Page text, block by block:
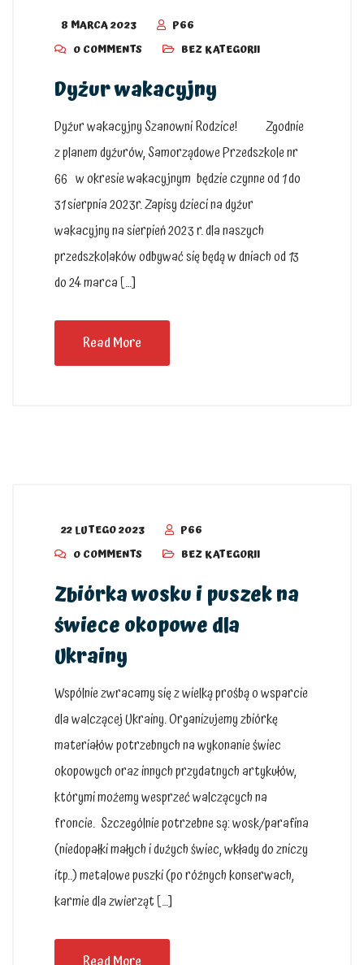
8 MARCA 2023
P66
0 COMMENTS
BEZ KATEGORII
Dyżur wakacyjny
Dyżur wakacyjny Szanowni Rodzice! Zgodnie
z planem dyżurów, Samorządowe Przedszkole nr
66 w okresie wakacyjnym będzie czynne od 1 do
31 sierpnia 2023r. Zapisy dzieci na dyżur
wakacyjny na sierpień 2023 r. dla naszych
przedszkolaków odbywać się będą w dniach od 13
do 24 marca […]
Read More
22 LUTEGO 2023
P66
0 COMMENTS
BEZ KATEGORII
Zbiórka wosku i puszek na
świece okopowe dla
Ukrainy
Wspólnie zwracamy się z wielką prośbą o wsparcie
dla walczącej Ukrainy. Organizujemy zbiórkę
materiałów potrzebnych na wykonanie świec
okopowych oraz innych przydatnych artykułów,
którymi możemy wesprzeć walczących na
froncie. Szczególnie potrzebne są: wosk/parafina
(niedopałki małych i dużych świec, wkłady do zniczy
itp..) metalowe puszki (po różnych konserwach,
karmie dla zwierząt […]